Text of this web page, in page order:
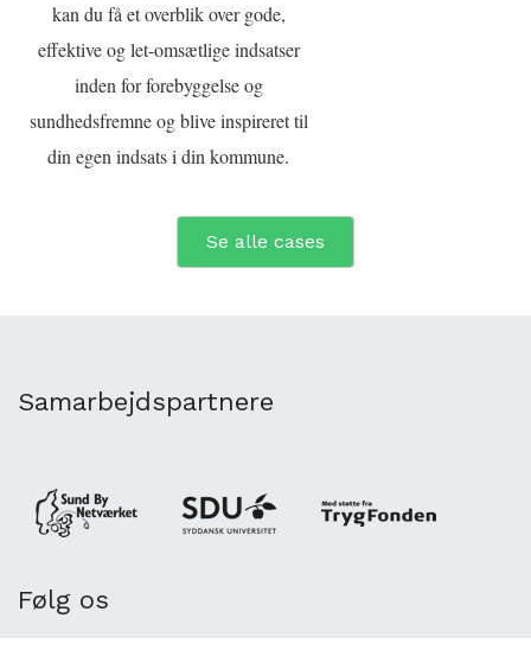
kan du få et overblik over gode,
effektive og let-omsætlige indsatser
inden for forebyggelse og
sundhedsfremne og blive inspireret til
din egen indsats i din kommune.
Se alle cases
Samarbejdspartnere
Følg os